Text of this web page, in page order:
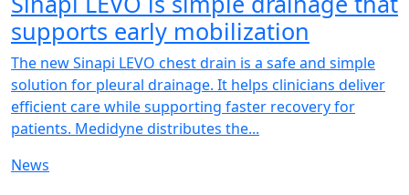
supports early mobilization
The new Sinapi LEVO chest drain is a safe and simple
solution for pleural drainage. It helps clinicians deliver
efficient care while supporting faster recovery for
patients. Medidyne distributes the...
News